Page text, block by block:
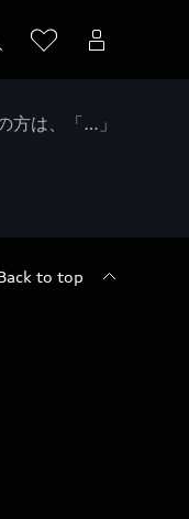
方は、「…」
to top